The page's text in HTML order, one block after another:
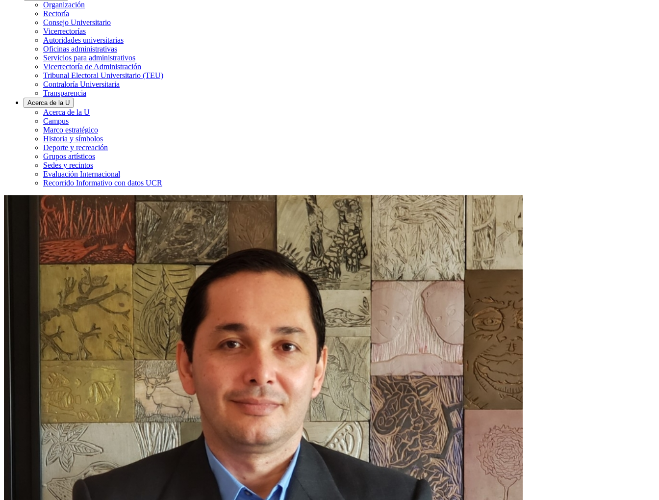
Organización
Rectoría
Consejo Universitario
Vicerrectorías
Autoridades universitarias
Oficinas administrativas
Servicios para administrativos
Vicerrectoría de Administración
Tribunal Electoral Universitario (TEU)
Contraloría Universitaria
Transparencia
Acerca de la U
Acerca de la U
Campus
Marco estratégico
Historia y símbolos
Deporte y recreación
Grupos artísticos
Sedes y recintos
Evaluación Internacional
Recorrido Informativo con datos UCR